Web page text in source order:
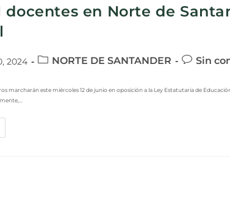
docentes en Norte de
2024 NORTE DE SANTANDER Sin
marcharán este miércoles 12 de junio en oposición a la Ley Estatutaria de